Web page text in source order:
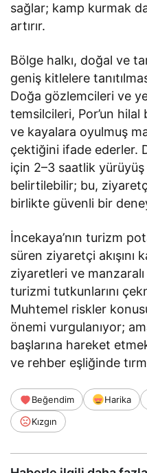
sağlar; kamp kurmak
artırır.
Bölge halkı, doğal ve
geniş kitlelere
Doğa gözlemcileri ve
temsilcileri, Por’un
ve kayalara oyulmuş
çektiğini ifade ederler.
için 2–3 saatlik yürüyüş
belirtilebilir; bu,
birlikte güvenli bir
İncekaya’nın turizm
süren ziyaretçi akışını
ziyaretleri ve
turizmi tutkunlarını
Muhtemel riskler
önemi vurgulanıyor;
başlarına hareket
ve rehber eşliğinde
Beğendim Harika
Kızgın